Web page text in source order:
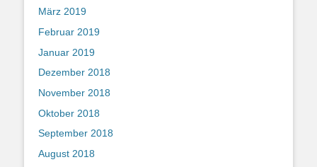
März 2019
Februar 2019
Januar 2019
Dezember 2018
November 2018
Oktober 2018
September 2018
August 2018